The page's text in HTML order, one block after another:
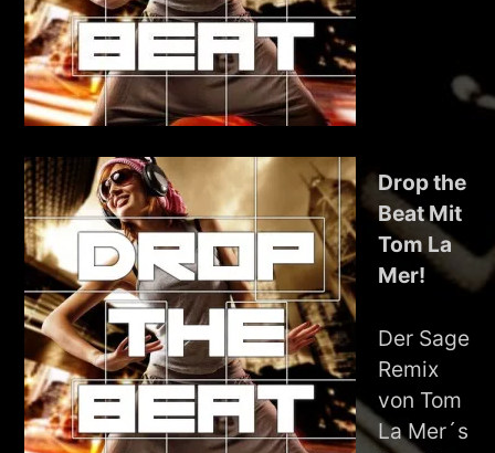
Drop the
Beat Mit
Tom La
Mer!
Der Sage
Remix
von Tom
La Mer´s